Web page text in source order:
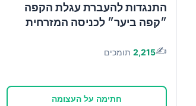
התנגדות להעברת עגלת הקפה
״קפה ביער״ לכניסה המזרחית
✍️
2,215 תומכים
חתימה על העצומה